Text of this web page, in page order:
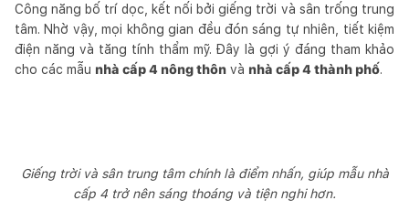
Công năng bố trí dọc, kết nối bởi giếng trời và sân trống trung
tâm. Nhờ vậy, mọi không gian đều đón sáng tự nhiên, tiết kiệm
điện năng và tăng tính thẩm mỹ. Đây là gợi ý đáng tham khảo
cho các mẫu nhà cấp 4 nông thôn và nhà cấp 4 thành phố.
Giếng trời và sân trung tâm chính là điểm nhấn, giúp mẫu nhà
cấp 4 trở nên sáng thoáng và tiện nghi hơn.